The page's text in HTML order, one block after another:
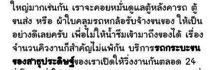
ใหญ่มากเช่นกัน เราจะคอยหมั่นดูแลตู้หลังคารถ ตู้
ขนส่ง หรือ ผ้าใบคลุมรถหกล้อรับจ้างขนของ ให้เป็น
อย่างดีเลยครับ เพื่อไม่ให้น้ำซึมเข้ามาถึงของได้ เรื่อง
จำนวนคิวงานก็สำคัญไม่แพ้กัน บริการรถกระบะขน
ของสาธุประดิษฐ์ของเราเปิดให้วิ่งงานกันตลอด 24